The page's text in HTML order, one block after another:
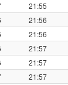
21:55
21:56
21:56
21:57
21:57
21:57